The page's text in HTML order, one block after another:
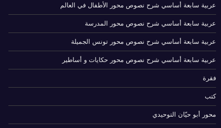
عربية سابعة أساسي شرح نصوص محور الأطفال في العالم
عربية سابعة أساسي شرح نصوص محور المدرسة
عربية سابعة أساسي شرح نصوص محور تونس الجميلة
عربية سابعة أساسي شرح نصوص محور حكايات و أساطير
فقرة
كتب
محور أبو حيّان التوحيدي